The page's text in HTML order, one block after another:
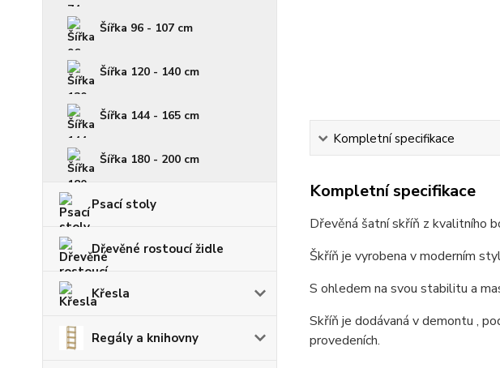
Šířka 96 - 107 cm
Šířka 120 - 140 cm
Šířka 144 - 165 cm
Šířka 180 - 200 cm
Psací stoly
Dřevěné rostoucí židle
Křesla
Regály a knihovny
Kompletní specifikace
Kompletní specifikace
Dřevěná šatní skříň z kvalitního
Škříň je vyrobena v moderním
S ohledem na svou stabilitu a
Skříň je dodávaná v demontu ,
provedeních.